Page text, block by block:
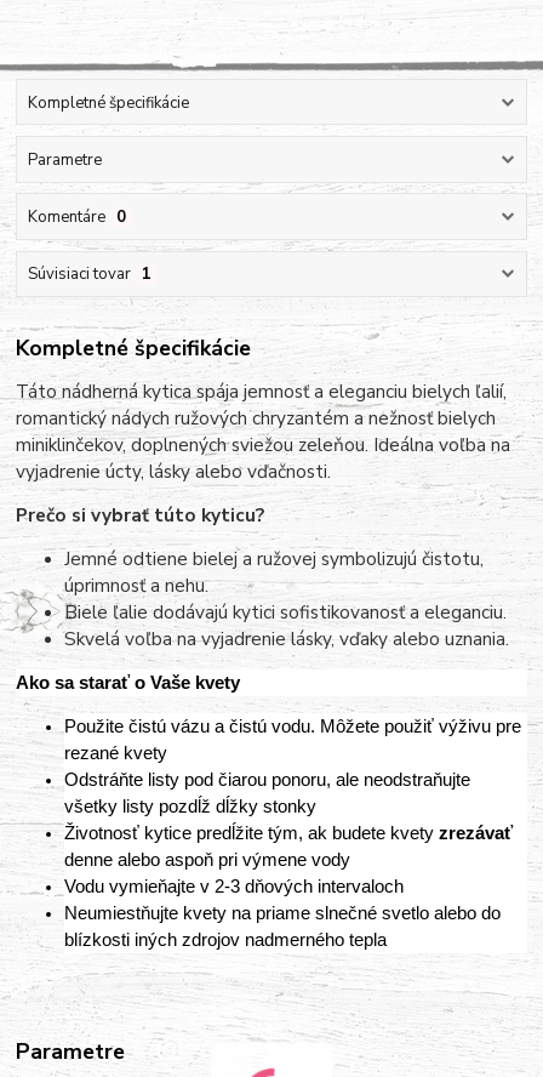
Kompletné špecifikácie
Parametre
Komentáre 0
Súvisiaci tovar 1
Kompletné špecifikácie
Táto nádherná kytica spája jemnosť a eleganciu bielych ľalií,
romantický nádych ružových chryzantém a nežnosť bielych
miniklinčekov, doplnených sviežou zeleňou. Ideálna voľba na
vyjadrenie úcty, lásky alebo vďačnosti.
Prečo si vybrať túto kyticu?
Jemné odtiene bielej a ružovej symbolizujú čistotu,
úprimnosť a nehu.
Biele ľalie dodávajú kytici sofistikovanosť a eleganciu.
Skvelá voľba na vyjadrenie lásky, vďaky alebo uznania.
Ako sa starať o Vaše kvety
Použite čistú vázu a čistú vodu. Môžete použiť výživu pre
rezané kvety
Odstráňte listy pod čiarou ponoru, ale neodstraňujte
všetky listy pozdĺž dĺžky stonky
Životnosť kytice predĺžite tým, ak budete kvetyzrezávať
denne alebo aspoň pri výmene vody
Vodu vymieňajte v 2-3 dňových intervaloch
Neumiestňujte kvety na priame slnečné svetlo alebo do
blízkosti iných zdrojov nadmerného tepla
Parametre